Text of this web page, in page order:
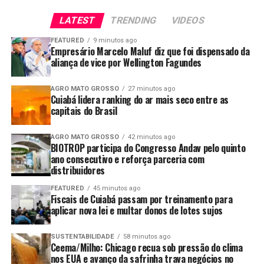
vendedores seguem com disponibilidade limitada de
trigo da safra 2025, mantendo as negociações pontuais
(cf. Cepea).
Enfim, o setor moageiro brasileiro de trigo lançou um
alerta nesta semana, com forte preocupação com a
queda na oferta da safra nacional no corrente ano.
“Segundo dados do mercado, a combinação de fatores
internacionais e domésticos intensificam a pressão
sobre os custos da cadeia de moagem, com possíveis
reflexos em toda a indústria de alimentos”. Para o setor,
a elevada dependência de importações, sobretudo da
Argentina, torna o país particularmente sensível às
oscilações do mercado internacional.
Outro fator de impacto na cadeia tritícola está no
mercado do farelo de trigo. A queda nos preços do milho
reduziu o valor do farelo de trigo, comprometendo as
LATEST TRENDING VIDEOS
FEATURED 9 minutos ago
Empresário Marcelo Maluf diz que foi dispensado da
aliança de vice por Wellington Fagundes
AGRO MATO GROSSO 27 minutos ago
Cuiabá lidera ranking do ar mais seco entre as
capitais do Brasil
AGRO MATO GROSSO 42 minutos ago
BIOTROP participa do Congresso Andav pelo quinto
ano consecutivo e reforça parceria com
distribuidores
FEATURED 45 minutos ago
Fiscais de Cuiabá passam por treinamento para
aplicar nova lei e multar donos de lotes sujos
SUSTENTABILIDADE 58 minutos ago
Ceema/Milho: Chicago recua sob pressão do clima
nos EUA e avanço da safrinha trava negócios no